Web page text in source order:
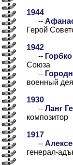
1944
--
Герой
1942
--
Союза
--
военный
1930
-- Ланг
композитор
1917
--
генерал-